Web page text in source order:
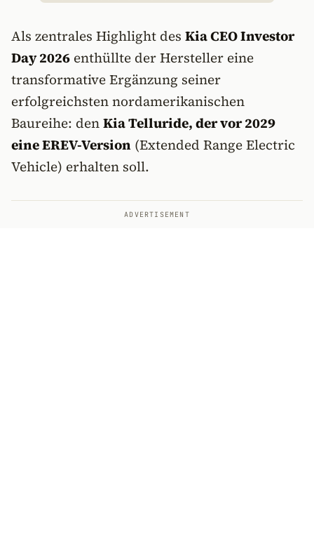
Als zentrales Highlight des Kia CEO Investor
Day 2026 enthüllte der Hersteller eine
transformative Ergänzung seiner
erfolgreichsten nordamerikanischen
Baureihe: denKia Telluride, der vor 2029
eine EREV-Version (Extended Range Electric
Vehicle) erhalten soll.
ADVERTISEMENT